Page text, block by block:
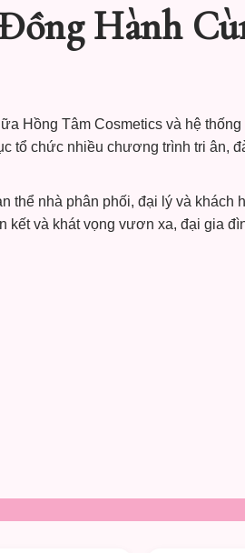
Hành
Hồng Tâm Cosmetics và hệ
tổ chức nhiều chương trình tri ân,
thể nhà phân phối, đại lý và khách
và khát vọng vươn xa, đại gia